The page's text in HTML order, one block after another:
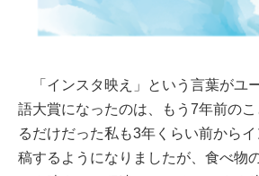
「インスタ映え」という言葉がユ
語大賞になったのは、もう7年前の
るだけだった私も3年くらい前から
稿するようになりましたが、食べ物